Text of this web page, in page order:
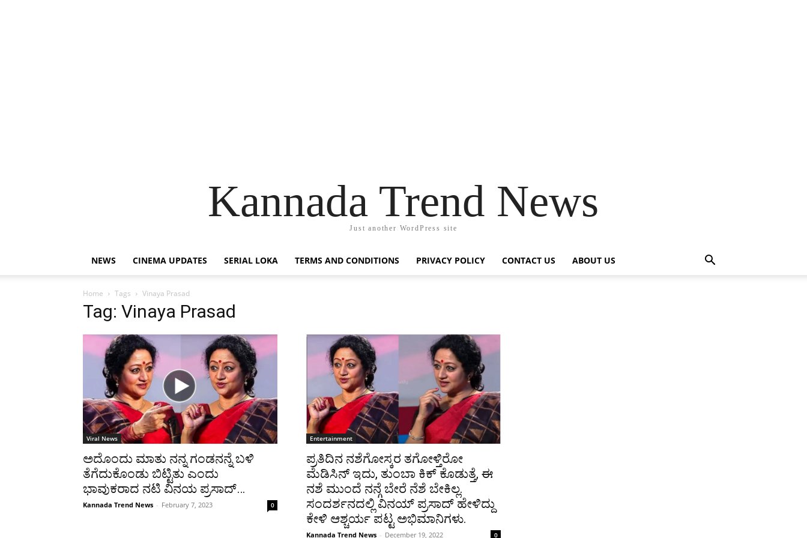
Kannada Trend News
Just another WordPress site
NEWS CINEMA UPDATES SERIAL LOKA TERMS AND CONDITIONS PRIVACY POLICY CONTACT US ABOUT US
Home Tags Vinaya Prasad
Tag: Vinaya Prasad
Viral News
ಅದೊಂದು ಮಾತು ನನ್ನ ಗಂಡನನ್ನೆ ಬಳಿ
ತೆಗೆದುಕೊಂಡು ಬಿಟ್ಟಿತು ಎಂದು
ಭಾವುಕರಾದ ನಟಿ ವಿನಯ ಪ್ರಸಾದ್…
Kannada Trend News - February 7, 2023 0
Entertainment
ಪ್ರತಿದಿನ ನಶೆಗೋಸ್ಕರ ತಗೋಳ್ತಿರೋ
ಮೆಡಿಸಿನ್ ಇದು, ತುಂಬಾ ಕಿಕ್ ಕೊಡುತ್ತೆ, ಈ
ನಶೆ ಮುಂದೆ ನನ್ಗೆ ಬೇರೆ ನೆಶೆ ಬೇಕಿಲ್ಲ.
ಸಂದರ್ಶನದಲ್ಲಿ ವಿನಯ್ ಪ್ರಸಾದ್ ಹೇಳಿದ್ದು
ಕೇಳಿ ಆಶ್ಚರ್ಯ ಪಟ್ಟ ಅಭಿಮಾನಿಗಳು.
Kannada Trend News - December 19, 2022 0